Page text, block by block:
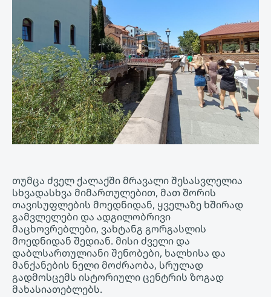
თუმცა ძველ ქალაქში მრავალი შესასვლელია
სხვადასხვა მიმართულებით, მათ შორის
თავისუფლების მოედნიდან, ყველაზე ხშირად
გამვლელები და ადგილობრივი
მაცხოვრებლები, ვახტანგ გორგასლის
მოედნიდან შედიან. მისი ძველი და
დაბლსართულიანი შენობები, ხალხისა და
მანქანების ნელი მოძრაობა, სრულად
გადმოსცემს ისტორიული ცენტრის ზოგად
მახასიათებლებს.